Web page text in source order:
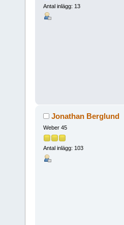
Antal inlägg: 13
Jonathan Berglund
Weber 45
Antal inlägg: 103